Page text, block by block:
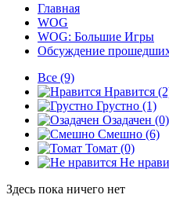
Главная
WOG
WOG: Большие Игры
Обсуждение
Все (9)
Нравится
Грустно (1)
Озадачен (0)
Смешно (6)
Томат (0)
Не
Здесь пока ничего нет